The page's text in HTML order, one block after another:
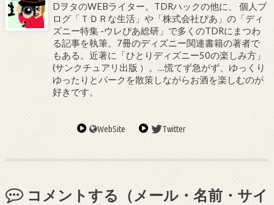
DヲタのWEBライター。TDRハックの他に、 個人ブ
ログ「ＴＤＲな生活」や「株式会社ぴあ」の「ディ
ズニー特集 -ウレぴあ総研」で多くのTDRにまつわ
る記事を執筆。7冊のディズニー関連書籍の著者で
もある。近著に「ひとりディズニー50の楽しみ方」
(サンクチュアリ出版 ）。…慌てず急がず、ゆっくり
ゆったりとパークを散策しながらお酒を楽しむのが
好きです。
WebSite Twitter
コメントする（メール・名前・サイ